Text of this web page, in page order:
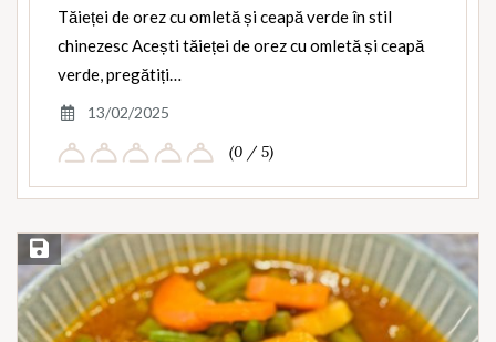
Tăieței de orez cu omletă și ceapă verde în stil
chinezesc Acești tăieței de orez cu omletă și ceapă
verde, pregătiți…
13/02/2025
(0 / 5)
Save Recipe